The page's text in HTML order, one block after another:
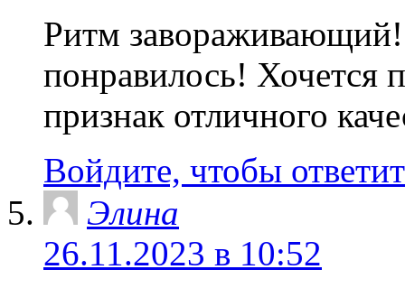
Ритм
понравилось! Хочется
признак отличного
Войдите, чтобы
Элина
26.11.2023 в 10:52